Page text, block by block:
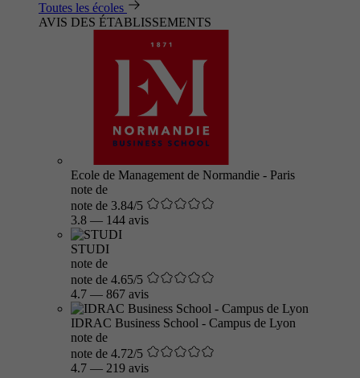
Toutes les écoles
AVIS DES ÉTABLISSEMENTS
Ecole de Management de Normandie - Paris
note de
note de 3.84/5
3.8 — 144 avis
STUDI
note de
note de 4.65/5
4.7 — 867 avis
IDRAC Business School - Campus de Lyon
note de
note de 4.72/5
4.7 — 219 avis